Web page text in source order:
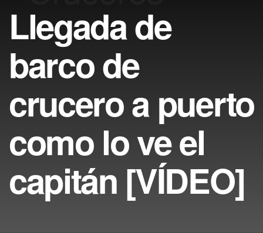
Llegada de
barco de
crucero a puerto
como lo ve el
capitán [VÍDEO]